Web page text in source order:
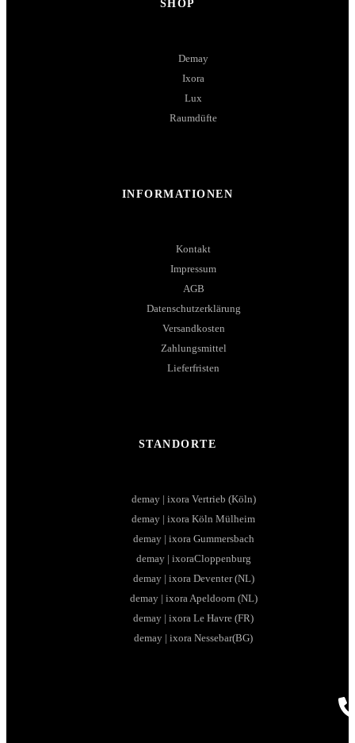
SHOP
Demay
Ixora
Lux
Raumdüfte
INFORMATIONEN
Kontakt
Impressum
AGB
Datenschutzerklärung
Versandkosten
Zahlungsmittel
Lieferfristen
STANDORTE
demay | ixora Vertrieb (Köln)
demay | ixora Köln Mülheim
demay | ixora Gummersbach
demay | ixoraCloppenburg
demay | ixora Deventer (NL)
demay | ixora Apeldoorn (NL)
demay | ixora Le Havre (FR)
demay | ixora Nessebar(BG)